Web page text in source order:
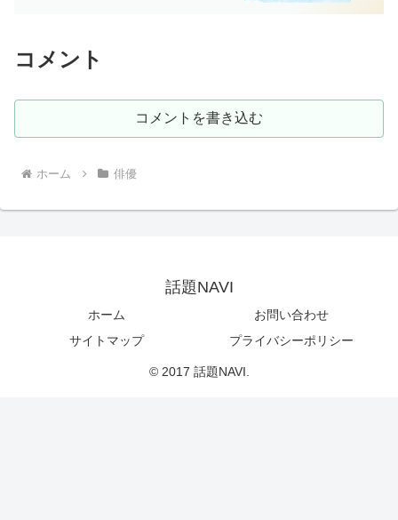
コメント
コメントを書き込む
ホーム 俳優
話題NAVI
ホーム
お問い合わせ
サイトマップ
プライバシーポリシー
© 2017 話題NAVI.